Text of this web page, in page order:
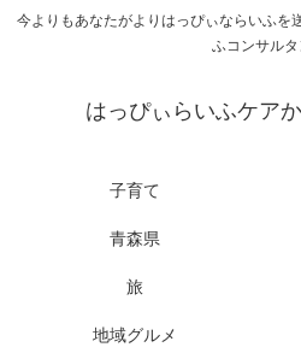
今よりもあなたがよりはっぴぃならいふを
ふコンサルタ
はっぴぃらいふケア
子育て
青森県
旅
地域グルメ